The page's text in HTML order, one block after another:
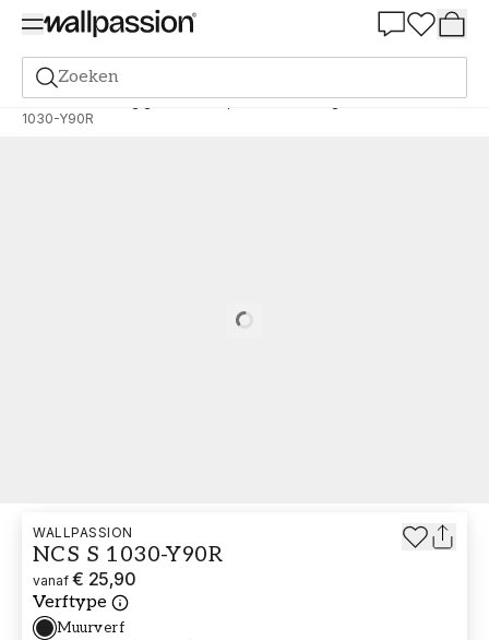
Zoeken
Verf Bestelling gebaseerd op NCS Bestelling door NCS
1030-Y90R
WALLPASSION
NCS S 1030-Y90R
vanaf € 25,90
Verftype
Muurverf